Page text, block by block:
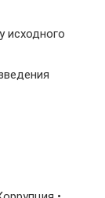
исходного